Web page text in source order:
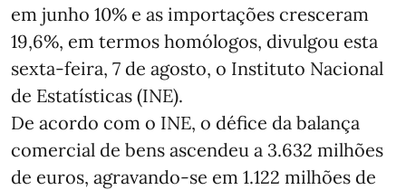
em junho 10% e as importações cresceram
19,6%, em termos homólogos, divulgou esta
sexta-feira, 7 de agosto, o Instituto Nacional
de Estatísticas (INE).
De acordo com o INE, o défice da balança
comercial de bens ascendeu a 3.632 milhões
de euros, agravando-se em 1.122 milhões de